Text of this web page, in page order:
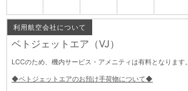
利用航空会社について
ベトジェットエア（VJ）
LCCのため、機内サービス・アメニティは有料となります。
◆ベトジェットエアのお預け手荷物について◆